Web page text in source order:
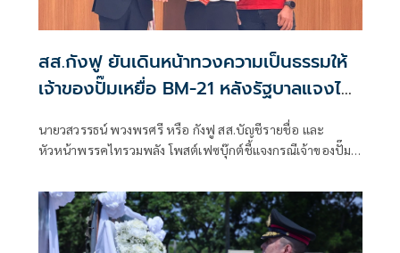
สส.กังฟู ยันเดินหน้าทวงความเป็นธรรมให้
เจ้าของปั๊มเหยื่อ BM-21 หลังรัฐบาลแจงไม่
เข้าหลักเกณฑ์เยียวยา
นายวสวรรธน์ พวงพรศรี หรือ กังฟู สส.บัญชีรายชื่อ และ
หัวหน้าพรรคไทรวมพลัง โพสต์เฟซบุ๊กต์ชี้แจงกรณีเจ้าของปั๊ม
เสียหายจากจรวด BM-21 ของกัมพูชา ออกมาร้องเรียนว่ายังไม่
ได้รับเงินเยียวจากภาครัฐ ก่อนที่นางสาวรัชดา ธนาดิเรก โฆษก
ประจำสำนักนายกรัฐมนตรี ยืนยันว่า